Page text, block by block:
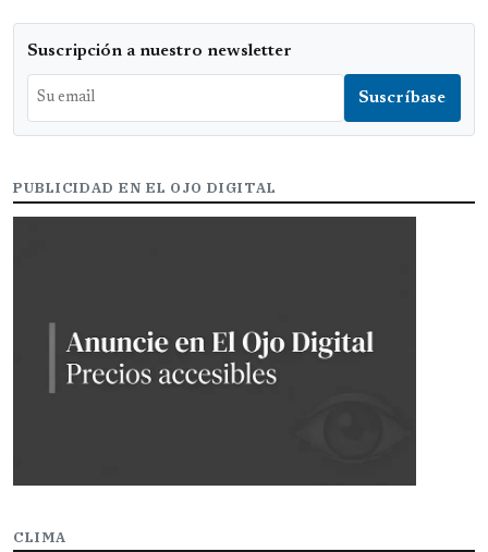
Suscripción a nuestro newsletter
PUBLICIDAD EN EL OJO DIGITAL
CLIMA